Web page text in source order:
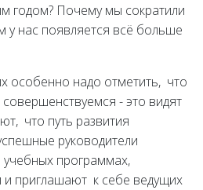
годом? Почему мы сократили
у нас появляется всё больше
особенно надо отметить, что
- это видят
что путь развития
руководители
программах,
приглашают к себе ведущих